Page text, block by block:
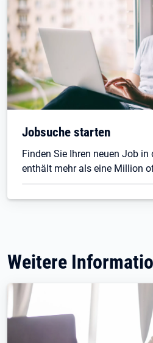
Jobsuche starten
Finden Sie Ihren neuen Job in
enthält mehr als eine Million
Weitere